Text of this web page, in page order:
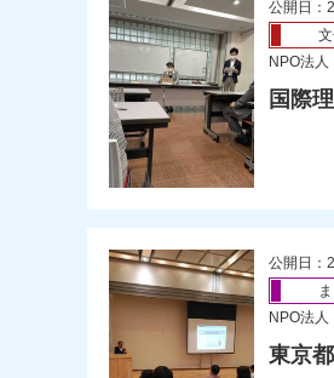
公開日：
NPO法
国際
公開日：
NPO法
東京